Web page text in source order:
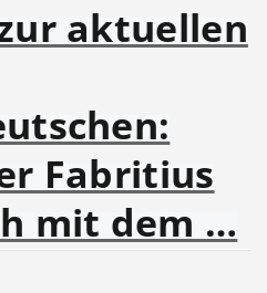
aktuellen
Fabritius
mit dem …